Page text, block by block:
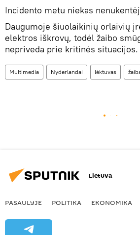
Incidento metu niekas
Daugumoje šiuolaikinių orlaivių
elektros iškrovų, todėl žaibo
nepriveda prie kritinės situacijos.
Multimedia Nyderlandai lėktuvas
Lietuva
PASAULYJE POLITIKA EKONOMIKA